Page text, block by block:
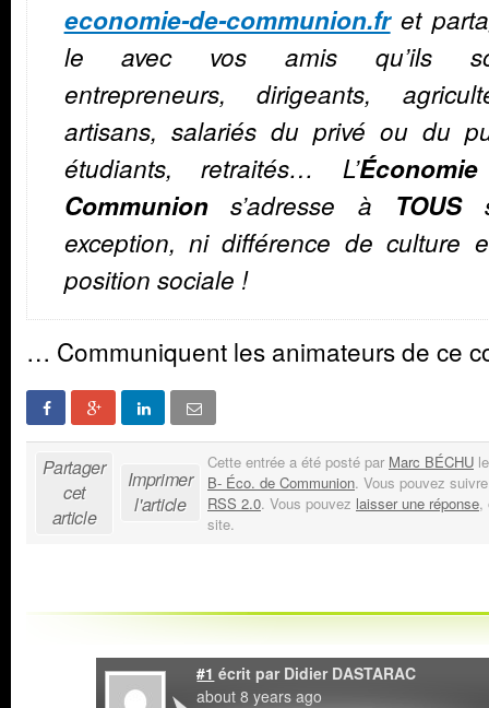
economie-de-communion.fr et
le avec vos amis qu’ils
entrepreneurs, dirigeants,
artisans, salariés du privé ou du
étudiants, retraités… L’
Communions’adresse à TOUS
exception, ni différence de culture
position sociale !
… Communiquent les animateurs de ce
Partager
cet
article
Imprimer
l'article
Cette entrée a été posté par Marc BÉCHU
B- Éco. de Communion. Vous pouvez
RSS 2.0. Vous pouvez laisser une réponse,
site.
#1 écrit par Didier DASTARAC
about 8 years ago